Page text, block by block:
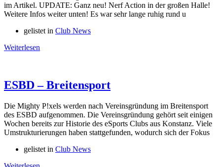
im Artikel. UPDATE: Ganz neu! Nerf Action in der großen Halle!
Weitere Infos weiter unten! Es war sehr lange ruhig rund u
gelistet in Club News
Weiterlesen
ESBD – Breitensport
Die Mighty P!xels werden nach Vereinsgründung im Breitensport
des ESBD aufgenommen. Die Vereinsgründung gehört seit einigen
Wochen bereits zur Historie des eSports Clubs aus Konstanz. Viele
Umstrukturierungen haben stattgefunden, wodurch sich der Fokus
gelistet in Club News